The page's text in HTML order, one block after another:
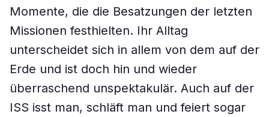
Momente, die die Besatzungen der letzten
Missionen festhielten. Ihr Alltag
unterscheidet sich in allem von dem auf der
Erde und ist doch hin und wieder
überraschend unspektakulär. Auch auf der
ISS isst man, schläft man und feiert sogar